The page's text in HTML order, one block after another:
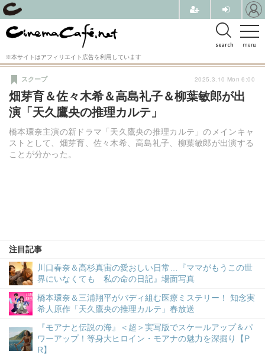
menu
search
※本サイトはアフィリエイト広告を利用しています
畑芽育＆佐々木希＆高島礼子＆柳葉敏郎が出
演「天久鷹央の推理カルテ」
橋本環奈主演の新ドラマ「天久鷹央の推理カルテ」のメインキャ
ストとして、畑芽育、佐々木希、高島礼子、柳葉敏郎が出演する
ことが分かった。
スクープ
注目記事
川口春奈＆高杉真宙の愛おしい日常…『ママがもうこの世
界にいなくても 私の命の日記』場面写真
橋本環奈＆三浦翔平がバディ組む医療ミステリー！ 知念実
希人原作「天久鷹央の推理カルテ」春放送
『モアナと伝説の海』＜超＞実写版でスケールアップ＆パ
ワーアップ！等身大ヒロイン・モアナの魅力を深掘り【P
R】
2025.3.10 Mon 6:00